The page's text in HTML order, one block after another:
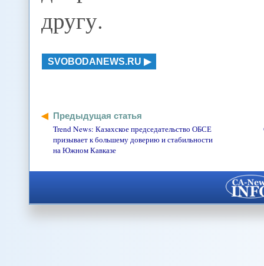
другу.
SVOBODANEWS.RU
Предыдущая статья
Trend News: Казахское председательство ОБСЕ
призывает к большему доверию и стабильности
на Южном Кавказе